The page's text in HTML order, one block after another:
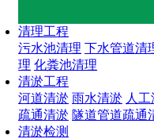
清理工程
污水池清理 下水管道清
理 化粪池清理
清淤工程
河道清淤 雨水清淤 人
疏通清淤 隧道管道疏通
清淤检测